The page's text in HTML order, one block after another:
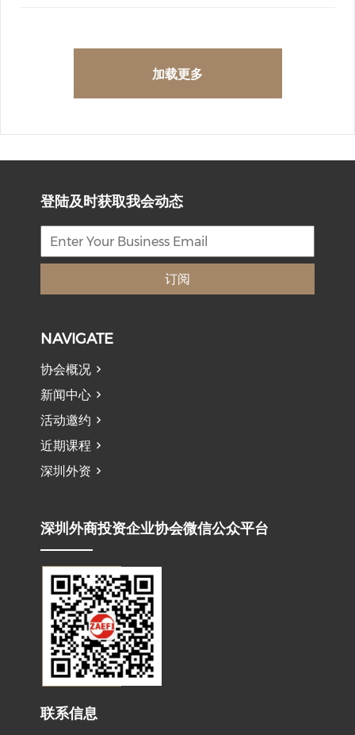
加载更多
登陆及时获取我会动态
订阅
NAVIGATE
协会概况
新闻中心
活动邀约
近期课程
深圳外资
深圳外商投资企业协会微信公众平台
联系信息